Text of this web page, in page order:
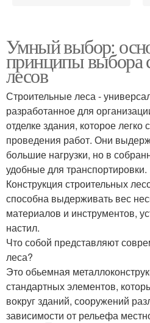
Клиновые лесы
Хомутовые лесы
Чашечные лесы
Умный выбор:
принципы выбора
лесов
Строительные леса -
разработанное для
отделке здания, которое легко
проведения работ. Они
большие нагрузки, но в
удобные для транспортировки.
Конструкция строительных
способна выдерживать вес
материалов и инструментов,
настил.
Что собой представляют
леса?
Это обьемная
стандартных элементов,
вокруг зданий, сооружений
зависимости от рельефа